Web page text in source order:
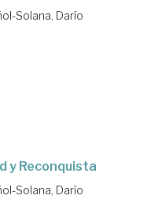
Solana, Darío
y Reconquista
Solana, Darío